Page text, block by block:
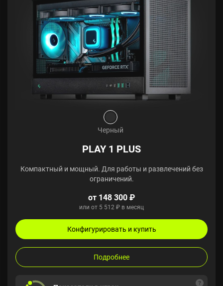
Черный
PLAY 1 PLUS
Компактный и мощный. Для работы и развлечений без
ограничений.
от 148 300 ₽
или от 5 512 ₽ в месяц
Конфигурировать и купить
Подробнее